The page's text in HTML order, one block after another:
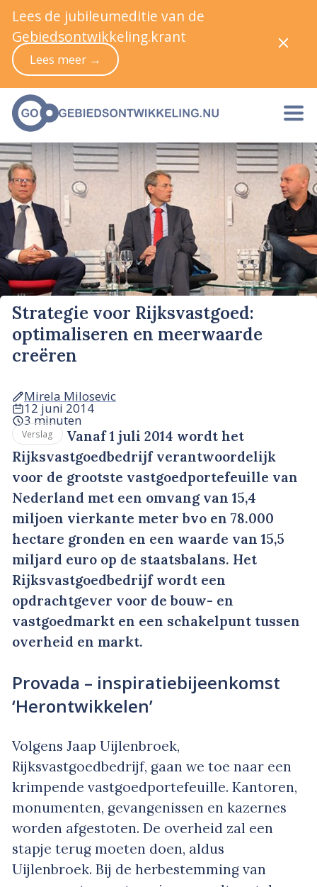
Strategie voor Rijksvastgoed:
optimaliseren en meerwaarde
creëren
Mirela Milosevic
12 juni 2014
3 minuten
Verslag
Vanaf 1 juli 2014 wordt het
Rijksvastgoedbedrijf verantwoordelijk
voor de grootste vastgoedportefeuille van
Nederland met een omvang van 15,4
miljoen vierkante meter bvo en 78.000
hectare gronden en een waarde van 15,5
miljard euro op de staatsbalans. Het
Rijksvastgoedbedrijf wordt een
opdrachtgever voor de bouw- en
vastgoedmarkt en een schakelpunt tussen
overheid en markt.
Provada – inspiratiebijeenkomst
‘Herontwikkelen’
Volgens Jaap Uijlenbroek,
Rijksvastgoedbedrijf, gaan we toe naar een
krimpende vastgoedportefeuille. Kantoren,
monumenten, gevangenissen en kazernes
worden afgestoten. De overheid zal een
stapje terug moeten doen, aldus
Uijlenbroek. Bij de herbestemming van
Lees de jubileumeditie van de
Gebiedsontwikkeling.krant
Lees meer →